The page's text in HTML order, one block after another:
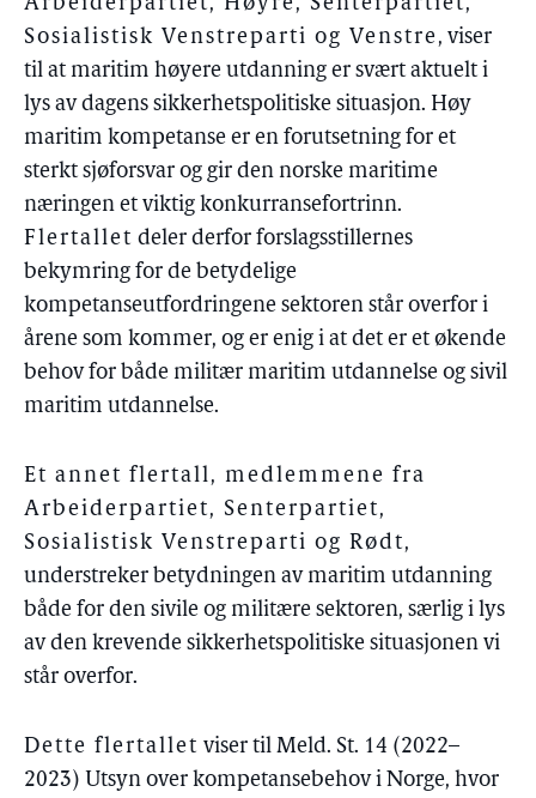
Sosialistisk Venstreparti og Venstre , viser
til at maritim høyere utdanning er svært aktuelt i
lys av dagens sikkerhetspolitiske situasjon. Høy
maritim kompetanse er en forutsetning for et
sterkt sjøforsvar og gir den norske maritime
næringen et viktig konkurransefortrinn.
Flertallet deler derfor forslagsstillernes
bekymring for de betydelige
kompetanseutfordringene sektoren står overfor i
årene som kommer, og er enig i at det er et økende
behov for både militær maritim utdannelse og sivil
maritim utdannelse.
Et annet flertall, medlemmene fra
Arbeiderpartiet, Senterpartiet,
Sosialistisk Venstreparti og Rødt,
understreker betydningen av maritim utdanning
både for den sivile og militære sektoren, særlig i lys
av den krevende sikkerhetspolitiske situasjonen vi
står overfor.
Dette flertallet viser til Meld. St. 14 (2022–
2023) Utsyn over kompetansebehov i Norge, hvor